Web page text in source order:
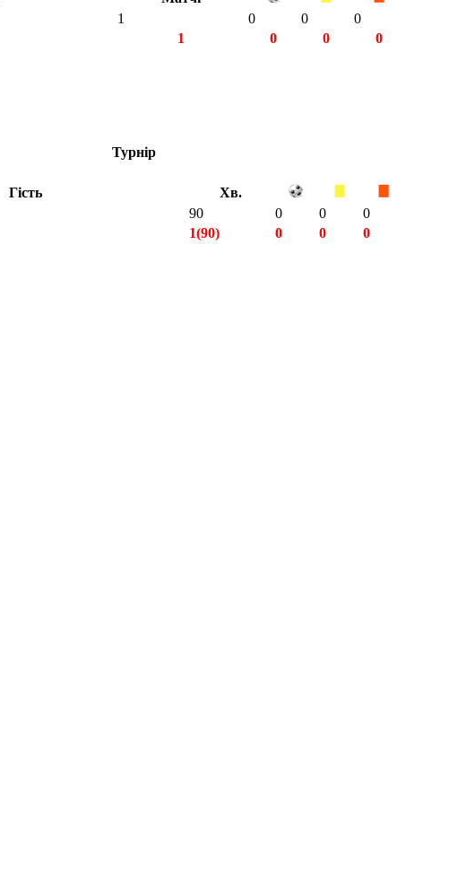
1 0 0
0
1 0 0 0
Турнір
Гість
Хв.
90 0 0
0
1(90) 0 0
0